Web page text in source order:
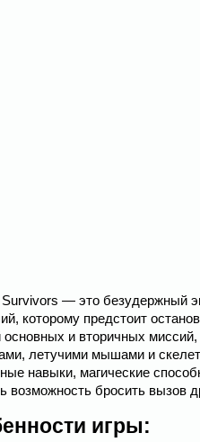
— это безудержный
которому предстоит
основных и вторичных
летучими мышами и
навыки, магические
возможность бросить
игры: